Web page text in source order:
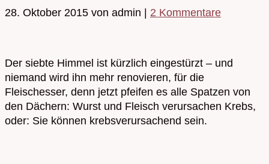
28. Oktober 2015 von admin | 2 Kommentare
Der siebte Himmel ist kürzlich eingestürzt – und
niemand wird ihn mehr renovieren, für die
Fleischesser, denn jetzt pfeifen es alle Spatzen von
den Dächern: Wurst und Fleisch verursachen Krebs,
oder: Sie können krebsverursachend sein.